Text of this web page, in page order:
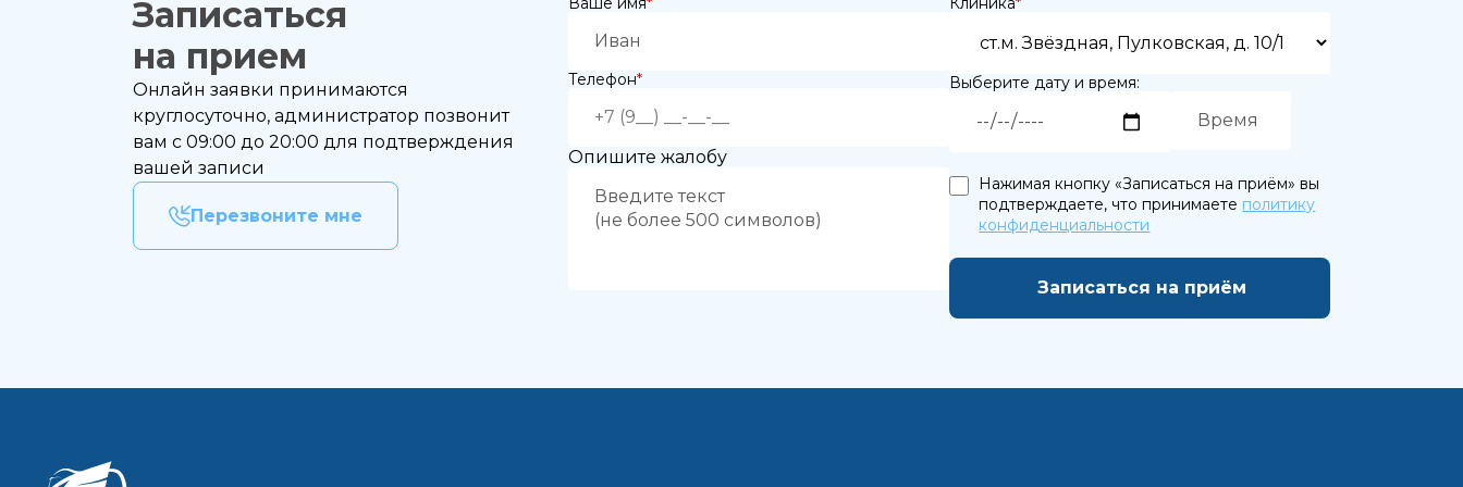
Выберите врача:
Дата и время приёма:
Нажимая кнопку «Записаться на приём» вы подтверждаете, что принимаете
политику конфиденциальности
Записаться
на прием
Онлайн заявки принимаются
круглосуточно, администратор позвонит
вам с 09:00 до 20:00 для подтверждения
вашей записи
Перезвоните мне
Телефон*
Опишите жалобу
Выберите дату и время:
Нажимая кнопку «Записаться на приём» вы
подтверждаете, что принимаете политику
конфиденциальности